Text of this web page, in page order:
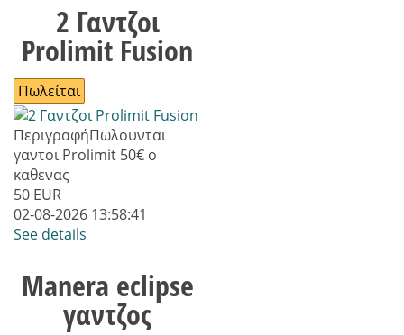
2 Γαντζοι
Prolimit Fusion
Πωλείται
ΠεριγραφήΠωλουνται
γαντοι Prolimit 50€ ο
καθενας
50 EUR
02-08-2026 13:58:41
See details
Manera eclipse
γαντζος